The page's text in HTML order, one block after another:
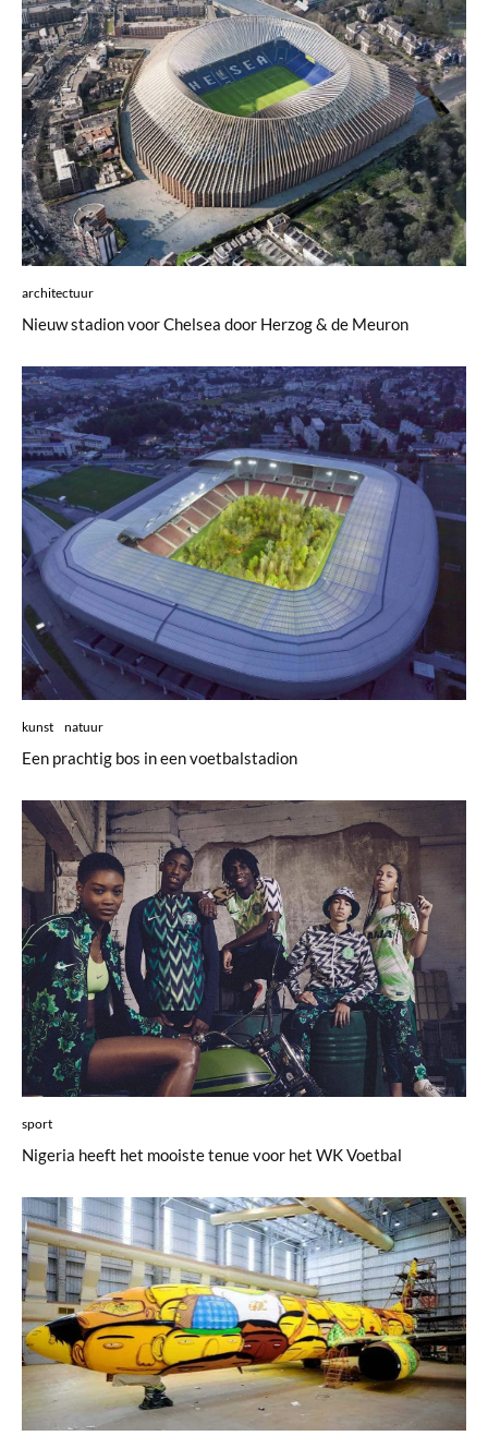
architectuur
Nieuw stadion voor Chelsea door Herzog & de Meuron
kunst natuur
Een prachtig bos in een voetbalstadion
sport
Nigeria heeft het mooiste tenue voor het WK Voetbal